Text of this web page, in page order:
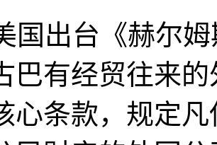
国出台《赫尔
巴有经贸往来
心条款，规定